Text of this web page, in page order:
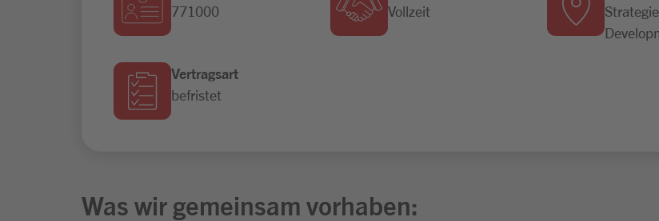
771000 Vollzeit
Vertragsart
befristet
Was wir gemeinsam vorhaben: